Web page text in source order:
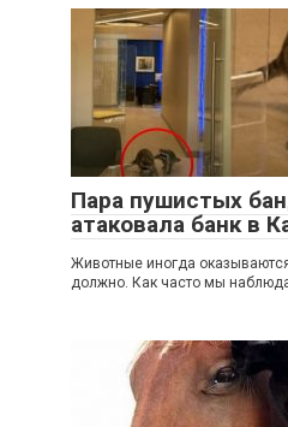
Пара пушистых
атаковала банк в
Животные иногда
должно. Как часто мы